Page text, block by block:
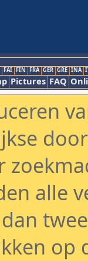
FAI FIN FRA GER GRE INA
Pictures FAQ
alle
op